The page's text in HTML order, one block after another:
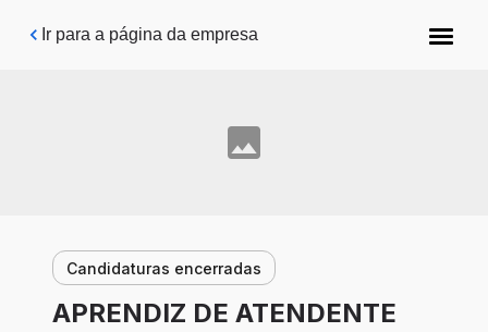
Pular para o conteúdo principal
Ir para a página da empresa
Candidaturas encerradas
APRENDIZ DE ATENDENTE